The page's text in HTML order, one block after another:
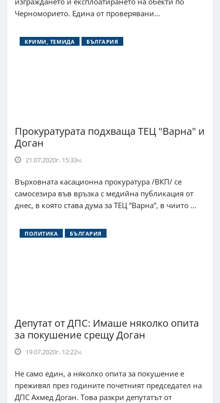
Черноморието. Едина от проверявани...
КРИМИ, ТЕМИДА БЪЛГАРИЯ
Прокуратурата подхваща ТЕЦ "Варна" и
Доган
21.07.2020г. 15:33ч.
Върховната касационна прокуратура /ВКП/ се
самосезира във връзка с медийна публикация от
днес, в която става дума за ТЕЦ ”Варна”, в чиито ...
ПОЛИТИКА БЪЛГАРИЯ
Депутат от ДПС: Имаше няколко опита
за покушение срещу Доган
19.07.2020г. 12:22ч.
Не само един, а няколко опита за покушение е
преживял през годините почетният председател на
ДПС Ахмед Доган. Това разкри депутатът от